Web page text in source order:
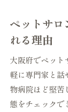
ペットサロ
れる理由
大阪府でペッ
軽に専門家と
物病院ほど堅
態をチェックで